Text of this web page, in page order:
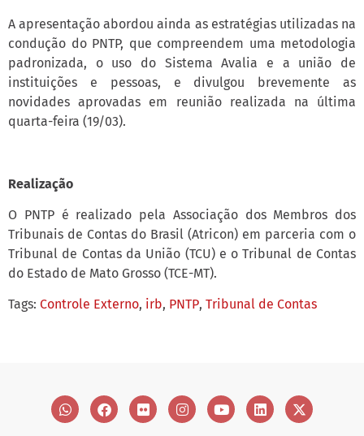
A apresentação abordou ainda as estratégias utilizadas na
condução do PNTP, que compreendem uma metodologia
padronizada, o uso do Sistema Avalia e a união de
instituições e pessoas, e divulgou brevemente as
novidades aprovadas em reunião realizada na última
quarta-feira (19/03).
Realização
O PNTP é realizado pela Associação dos Membros dos
Tribunais de Contas do Brasil (Atricon) em parceria com o
Tribunal de Contas da União (TCU) e o Tribunal de Contas
do Estado de Mato Grosso (TCE-MT).
Tags: Controle Externo, irb, PNTP, Tribunal de Contas